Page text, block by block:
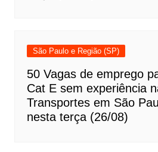
São Paulo e Região (SP)
50 Vagas de emprego
Cat E sem experiência
Transportes em São
nesta terça (26/08)